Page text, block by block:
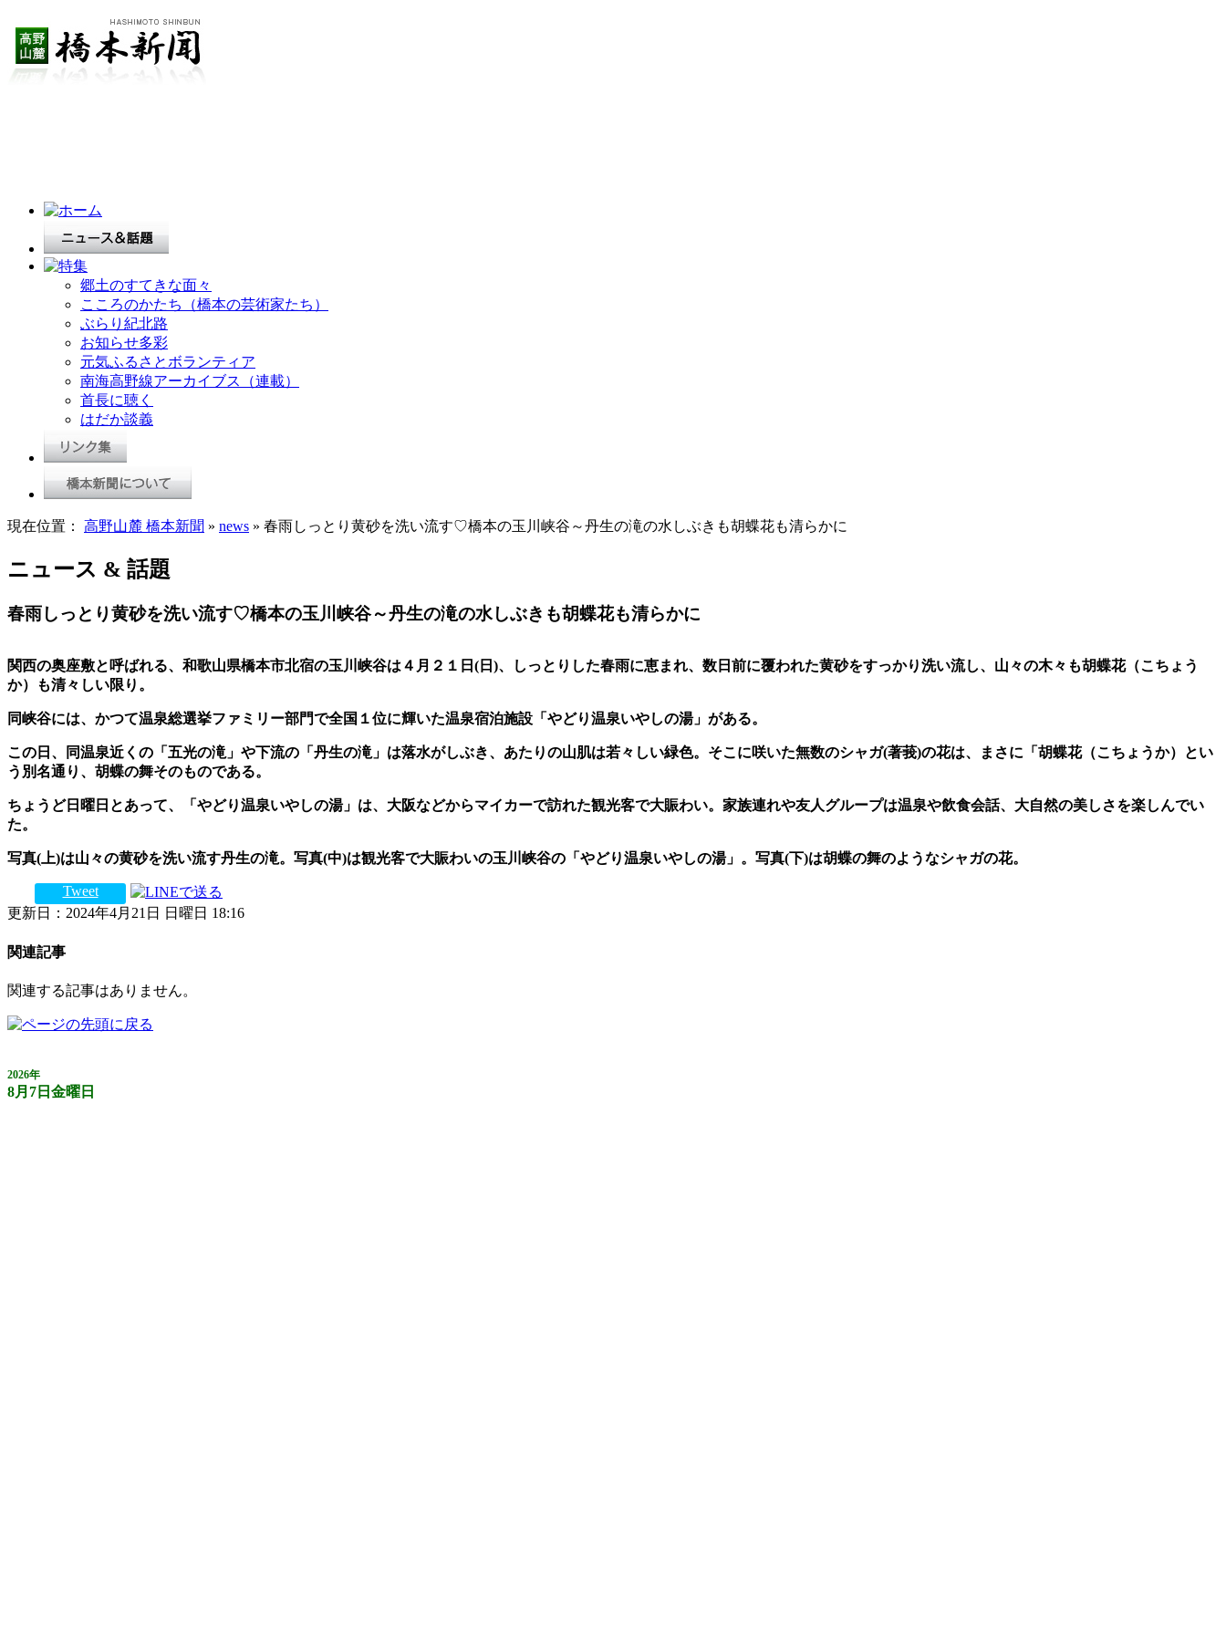
郷土のすてきな面々
こころのかたち（橋本の芸術家たち）
ぶらり紀北路
お知らせ多彩
元気ふるさとボランティア
南海高野線アーカイブス（連載）
首長に聴く
はだか談義
現在位置： 高野山麓 橋本新聞 » news » 春雨しっとり黄砂を洗い流す♡橋本の玉川峡谷～丹生の滝の水しぶきも胡蝶花も清らかに
ニュース & 話題
春雨しっとり黄砂を洗い流す♡橋本の玉川峡谷～丹生の滝の水しぶきも胡蝶花も清らかに
関西の奥座敷と呼ばれる、和歌山県橋本市北宿の玉川峡谷は４月２１日 ( 日 )、しっとりした春雨に恵まれ、数日前に覆われた黄砂をすっかり洗い流し、山々の木々も胡蝶花（こちょう
か）も清々しい限り。
同峡谷には、かつて温泉総選挙ファミリー部門で全国１位に輝いた温泉宿泊施設「やどり温泉いやしの湯」がある。
この日、同温泉近くの「五光の滝」や下流の「丹生の滝」は落水がしぶき、あたりの山肌は若々しい緑色。そこに咲いた無数のシャガ(著莪)の花は、まさに「胡蝶花（こちょうか）とい
う別名通り、胡蝶の舞そのものである。
ちょうど日曜日とあって、「やどり温泉いやしの湯」は、大阪などからマイカーで訪れた観光客で大賑わい。家族連れや友人グループは温泉や飲食会話、大自然の美しさを楽しんでい
た。
写真(上)は山々の黄砂を洗い流す丹生の滝。写真(中)は観光客で大賑わいの玉川峡谷の「やどり温泉いやしの湯」。写真(下)は胡蝶の舞のようなシャガの花。
Tweet
更新日：2024年4月21日 日曜日 18:16
関連記事
関連する記事はありません。
2026年
8月7日金曜日